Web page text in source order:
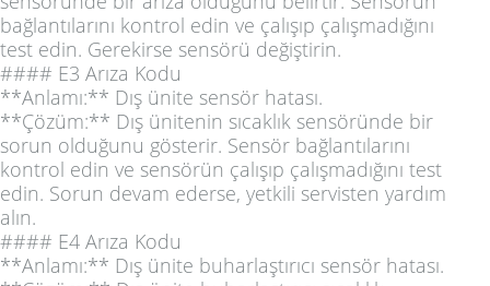
bağlantılarını kontrol edin ve çalışıp çalışmadığını
test edin. Gerekirse sensörü değiştirin.
#### E3 Arıza Kodu
**Anlamı:** Dış ünite sensör hatası.
**Çözüm:** Dış ünitenin sıcaklık sensöründe bir
sorun olduğunu gösterir. Sensör bağlantılarını
kontrol edin ve sensörün çalışıp çalışmadığını test
edin. Sorun devam ederse, yetkili servisten yardım
alın.
#### E4 Arıza Kodu
**Anlamı:** Dış ünite buharlaştırıcı sensör hatası.